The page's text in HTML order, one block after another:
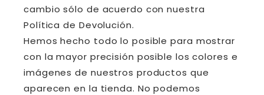
cambio sólo de acuerdo con nuestra
Política de Devolución.
Hemos hecho todo lo posible para mostrar
con la mayor precisión posible los colores e
imágenes de nuestros productos que
aparecen en la tienda. No podemos